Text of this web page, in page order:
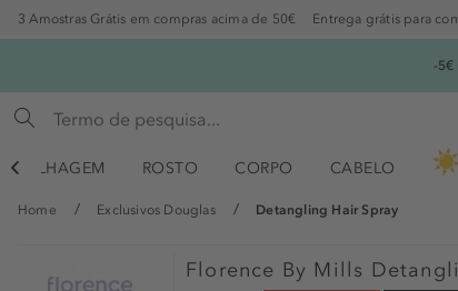
3 Amostras Grátis em compras acima de 50€ Entrega grátis para
-5€
ROSTO CORPO CABELO

Home Exclusivos Douglas Detangling Hair Spray
Florence By Mills